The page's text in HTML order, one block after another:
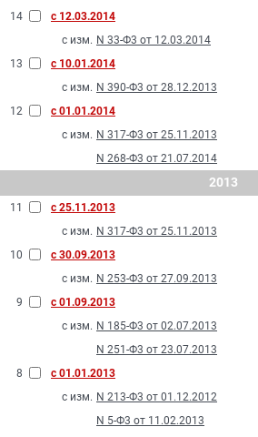
14
с 12.03.2014
с изм. N 33-Ф3 от 12.03.2014
13
с 10.01.2014
с изм. N 390-Ф3 от 28.12.2013
12
с 01.01.2014
с изм. N 317-Ф3 от 25.11.2013
N 268-Ф3 от 21.07.2014
2013
11
с 25.11.2013
с изм. N 317-Ф3 от 25.11.2013
10
с 30.09.2013
с изм. N 253-Ф3 от 27.09.2013
9
с 01.09.2013
с изм. N 185-Ф3 от 02.07.2013
N 251-Ф3 от 23.07.2013
8
с 01.01.2013
с изм. N 213-Ф3 от 01.12.2012
N 5-Ф3 от 11.02.2013